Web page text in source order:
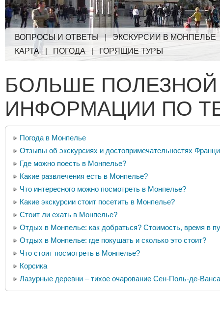
ВОПРОСЫ И ОТВЕТЫ|ЭКСКУРСИИ В МОНПЕЛЬЕ
КАРТА| ПОГОДА| ГОРЯЩИЕ ТУРЫ
БОЛЬШЕ ПОЛЕЗНОЙ
ИНФОРМАЦИИ ПО
Погода в Монпелье
Отзывы об экскурсиях и достопримечательностях
Где можно поесть в Монпелье?
Какие развлечения есть в Монпелье?
Что интересного можно посмотреть в Монпелье?
Какие экскурсии стоит посетить в Монпелье?
Стоит ли ехать в Монпелье?
Отдых в Монпелье: как добраться? Стоимость, время в
Отдых в Монпелье: где покушать и сколько это стоит?
Что стоит посмотреть в Монпелье?
Корсика
Лазурные деревни – тихое очарование Сен-Поль-де-Ванса